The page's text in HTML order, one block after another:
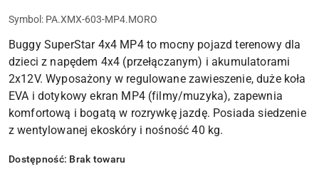
Symbol: PA.XMX-603-MP4.MORO
Buggy SuperStar 4x4 MP4 to mocny pojazd terenowy dla
dzieci z napędem 4x4 (przełączanym) i akumulatorami
2x12V. Wyposażony w regulowane zawieszenie, duże koła
EVA i dotykowy ekran MP4 (filmy/muzyka), zapewnia
komfortową i bogatą w rozrywkę jazdę. Posiada siedzenie
z wentylowanej ekoskóry i nośność 40 kg.
Dostępność: Brak towaru